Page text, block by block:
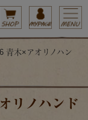
青木×アオリノハン
リノハンド